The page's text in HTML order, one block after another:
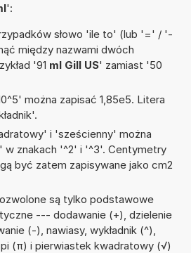
':
słowo 'ile to' (lub '=' / '-
między nazwami dwóch
'91 ml Gill US' zamiast '50
można zapisać 1,85e5. Litera
i 'sześcienny' można
w znakach '^2' i '^3'. Centymetry
być zatem zapisywane jako cm2
są tylko podstawowe
--- dodawanie (+), dzielenie
(-), nawiasy, wykładnik (^),
(π) i pierwiastek kwadratowy (√)